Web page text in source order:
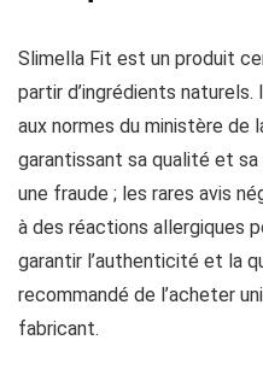
Slimella Fit est un produit
partir d’ingrédients
aux normes du ministère de
garantissant sa qualité et
une fraude ; les rares avis
à des réactions allergiques
garantir l’authenticité et la
recommandé de l’acheter
fabricant.